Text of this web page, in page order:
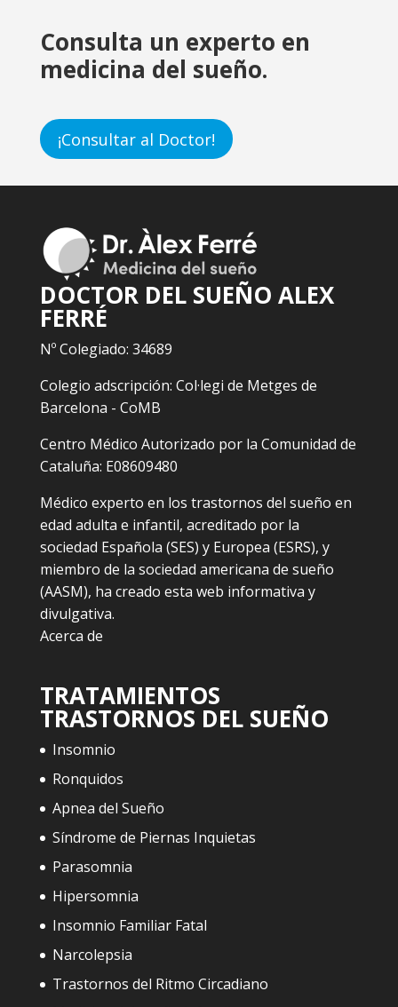
Consulta un experto en
medicina del sueño.
¡Consultar al Doctor!
DOCTOR DEL SUEÑO ALEX
FERRÉ
Nº Colegiado: 34689
Colegio adscripción: Col·legi de Metges de
Barcelona - CoMB
Centro Médico Autorizado por la Comunidad de
Cataluña: E08609480
Médico experto en los trastornos del sueño en
edad adulta e infantil, acreditado por la
sociedad Española (SES) y Europea (ESRS), y
miembro de la sociedad americana de sueño
(AASM), ha creado esta web informativa y
divulgativa.
Acerca de
TRATAMIENTOS
TRASTORNOS DEL SUEÑO
Insomnio
Ronquidos
Apnea del Sueño
Síndrome de Piernas Inquietas
Parasomnia
Hipersomnia
Insomnio Familiar Fatal
Narcolepsia
Trastornos del Ritmo Circadiano